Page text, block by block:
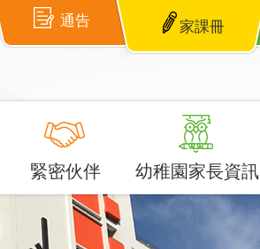
通告 家課冊
緊密伙伴 幼稚園家長資訊